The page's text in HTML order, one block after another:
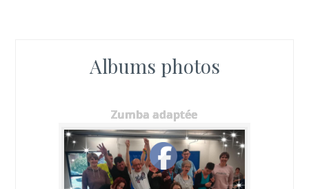
Albums photos
Zumba adaptée